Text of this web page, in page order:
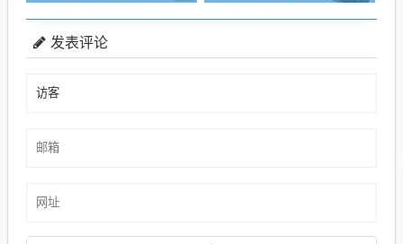
发表评论